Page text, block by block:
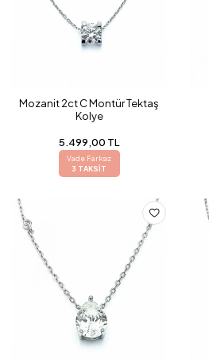
Mozanit 2ct C Montür Tektaş
Kolye
5.499,00 TL
Vade Farksız
3 TAKSİT